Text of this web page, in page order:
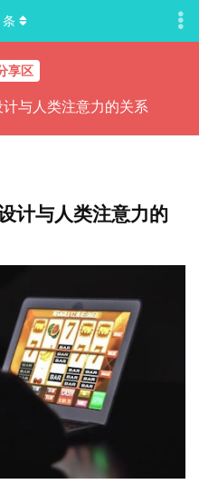
享区
与人类注意力的关系
条
计与人类注意力的